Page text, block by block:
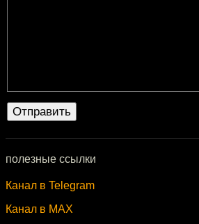
полезные ссылки
Канал в Telegram
Канал в MAX